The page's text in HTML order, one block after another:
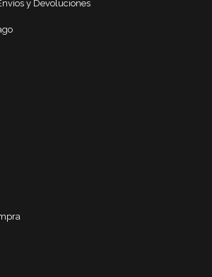
y Devoluciones